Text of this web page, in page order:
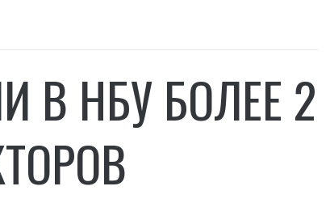
В НБУ БОЛЕЕ 2